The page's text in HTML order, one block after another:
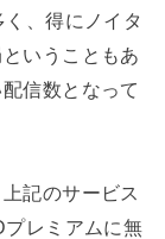
、得にノイタ
いうこともあ
信数となって
記のサービス
レミアムに無